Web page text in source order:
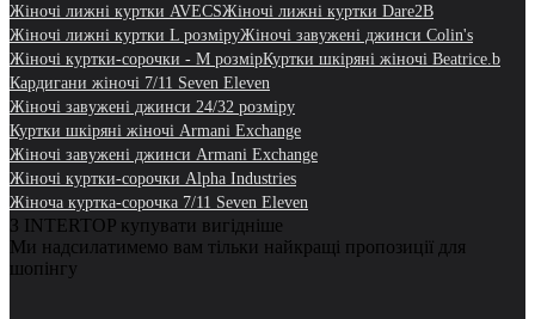
Жіночі лижні куртки AVECSЖіночі лижні куртки Dare2B
Жіночі лижні куртки L розміруЖіночі завужені джинси Colin's
Жіночі куртки-сорочки - M розмірКуртки шкіряні жіночі Beatrice.b
Кардигани жіночі 7/11 Seven Eleven
Жіночі завужені джинси 24/32 розміру
Куртки шкіряні жіночі Armani Exchange
Жіночі завужені джинси Armani Exchange
Жіночі куртки-сорочки Alpha Industries
Жіноча куртка-сорочка 7/11 Seven Eleven
З INTERTOP купувати вигідніше
Ми надсилатимемо вам тільки найкращі пропозиції для
шопінгу